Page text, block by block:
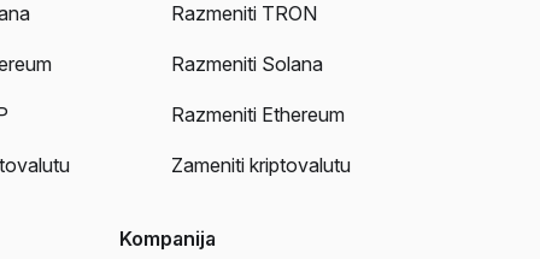
Razmeniti TRON
Razmeniti Solana
Razmeniti Ethereum
Zameniti kriptovalutu
Kompanija